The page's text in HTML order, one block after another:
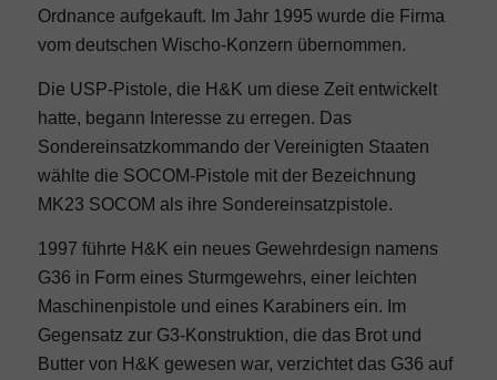
Ordnance aufgekauft. Im Jahr 1995 wurde die Firma
vom deutschen Wischo-Konzern übernommen.
Die USP-Pistole, die H&K um diese Zeit entwickelt
hatte, begann Interesse zu erregen. Das
Sondereinsatzkommando der Vereinigten Staaten
wählte die SOCOM-Pistole mit der Bezeichnung
MK23 SOCOM als ihre Sondereinsatzpistole.
1997 führte H&K ein neues Gewehrdesign namens
G36 in Form eines Sturmgewehrs, einer leichten
Maschinenpistole und eines Karabiners ein. Im
Gegensatz zur G3-Konstruktion, die das Brot und
Butter von H&K gewesen war, verzichtet das G36 auf